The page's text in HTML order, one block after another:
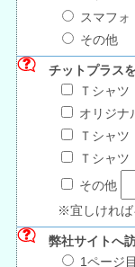
スマフォ
その他
チットプラス
Ｔシャツ
オリジナ
Ｔシャ
Ｔシャ
その他
※宜しければ
弊社サイトへ
1ページ